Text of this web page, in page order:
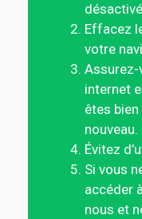
Effacez
votre
Assurez-
internet
êtes bien
nouveau.
Évitez
Si vous
accéder
nous et